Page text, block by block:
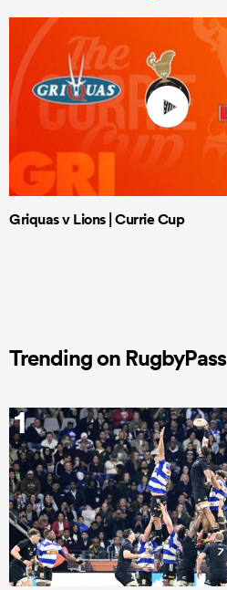
Griquas v Lions | Currie Cup
Trending on RugbyPass
1